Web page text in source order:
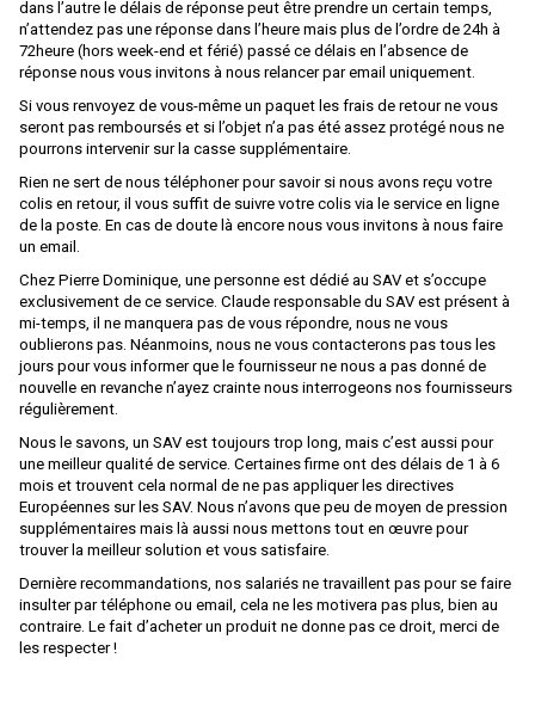
Kibri
KLEIN MODELLBAHN
KUEHN-MODELL
L.S.L
L AIGUILLEUR
LA VIE DU RAIL
LBF Company
LEMACO / LEMATEC
LEMKE
LENZ
LEOPOLD HALLING
LGB
LILIPUT
LIMA
dans l’autre le délais de réponse peut être prendre un certain temps,
n’attendez pas une réponse dans l’heure mais plus de l’ordre de 24h à
72heure (hors week-end et férié) passé ce délais en l’absence de
réponse nous vous invitons à nous relancer par email uniquement.
Si vous renvoyez de vous-même un paquet les frais de retour ne vous
seront pas remboursés et si l’objet n’a pas été assez protégé nous ne
pourrons intervenir sur la casse supplémentaire.
Rien ne sert de nous téléphoner pour savoir si nous avons reçu votre
colis en retour, il vous suffit de suivre votre colis via le service en ligne
de la poste. En cas de doute là encore nous vous invitons à nous faire
un email.
Chez Pierre Dominique, une personne est dédié au SAV et s’occupe
exclusivement de ce service. Claude responsable du SAV est présent à
mi-temps, il ne manquera pas de vous répondre, nous ne vous
oublierons pas. Néanmoins, nous ne vous contacterons pas tous les
jours pour vous informer que le fournisseur ne nous a pas donné de
nouvelle en revanche n’ayez crainte nous interrogeons nos fournisseurs
régulièrement.
Nous le savons, un SAV est toujours trop long, mais c’est aussi pour
une meilleur qualité de service. Certaines firme ont des délais de 1 à 6
mois et trouvent cela normal de ne pas appliquer les directives
Européennes sur les SAV. Nous n’avons que peu de moyen de pression
supplémentaires mais là aussi nous mettons tout en œuvre pour
trouver la meilleur solution et vous satisfaire.
Dernière recommandations, nos salariés ne travaillent pas pour se faire
insulter par téléphone ou email, cela ne les motivera pas plus, bien au
contraire. Le fait d’acheter un produit ne donne pas ce droit, merci de
les respecter !